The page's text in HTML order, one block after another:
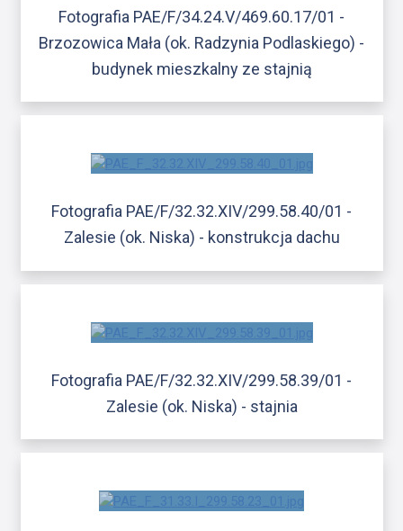
Fotografia PAE/F/34.24.V/469.60.17/01 -
Brzozowica Mała (ok. Radzynia Podlaskiego) -
budynek mieszkalny ze stajnią
Fotografia PAE/F/32.32.XIV/299.58.40/01 -
Zalesie (ok. Niska) - konstrukcja dachu
Fotografia PAE/F/32.32.XIV/299.58.39/01 -
Zalesie (ok. Niska) - stajnia